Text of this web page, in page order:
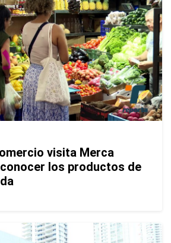
visita Merca
conocer los productos de